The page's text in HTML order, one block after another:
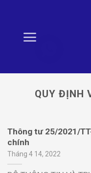
content
QUY ĐỊNH
Thông tư 25/2021/
chính
Tháng 4 14, 2022